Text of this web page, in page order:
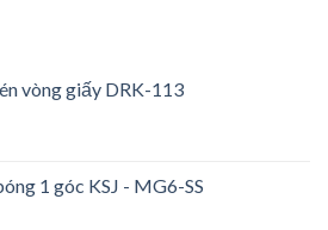
vòng giấy DRK-113
1 góc KSJ - MG6-SS